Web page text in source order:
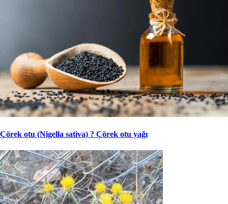
Çörek otu (Nigella sativa) ? Çörek otu yağı